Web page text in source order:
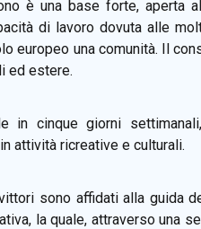
è una base forte, aperta
di lavoro dovuta alle
europeo una comunità. Il
ed estere.
in cinque giorni
attività ricreative e culturali.
sono affidati alla guida
la quale, attraverso una